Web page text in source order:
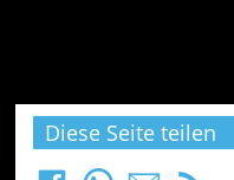
Diese Seite teilen